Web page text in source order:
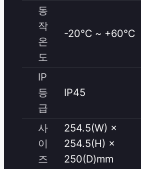
동
작
온
도
-20℃ ~ +60℃
IP
등
급
IP45
사
이
즈
254.5(W) ×
254.5(H) ×
250(D)mm